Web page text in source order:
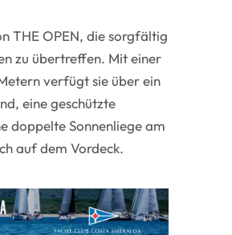
THE OPEN, die sorgfältig
zu übertreffen. Mit einer
verfügt sie über ein
eine geschützte
doppelte Sonnenliege am
auf dem Vordeck.